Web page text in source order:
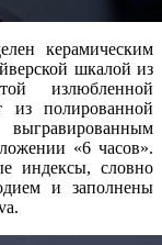
керамическим
шкалой из
излюбленной
из полированной
«6 часов».
индексы, словно
и заполнены